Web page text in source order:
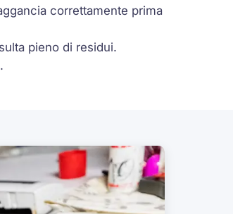
correttamente prima
pieno di residui.